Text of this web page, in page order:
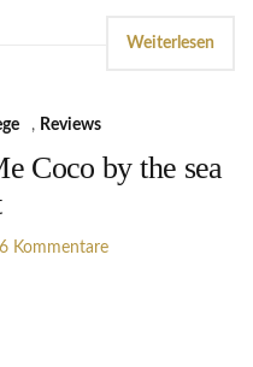
Weiterlesen
, Reviews
Coco by the sea
6 Kommentare